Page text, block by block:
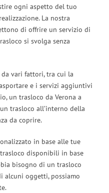
ogni aspetto del tuo
La nostra
di offrire un servizio di
si svolga senza
vari fattori, tra cui la
e i servizi aggiuntivi
un trasloco da Verona a
trasloco all’interno della
da coprire.
in base alle tue
disponibili in base
bisogno di un trasloco
alcuni oggetti, possiamo